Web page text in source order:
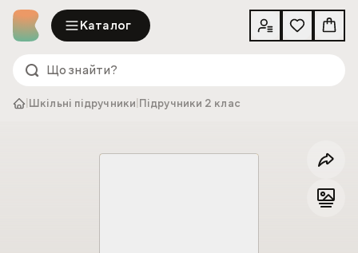
Каталог
Шкільні підручники Підручники 2 клас